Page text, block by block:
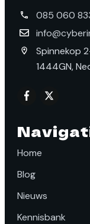
085 060
Spinnekop
1444GN,
Home
Blog
Nieuws
Kennisbank